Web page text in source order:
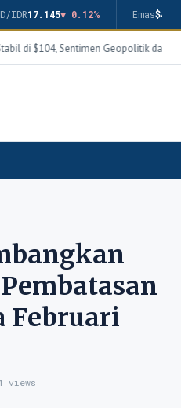
IDR17.145▼ 0.12% Emas
di $104, Sentimen Geopolitik dan
Februari
views